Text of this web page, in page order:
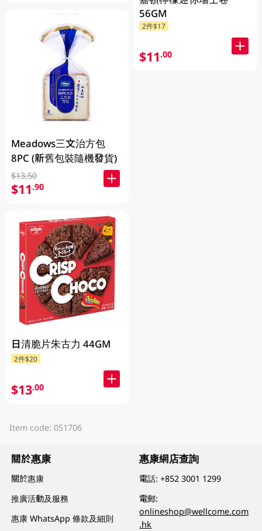
Meadows三文治方包
8PC (新舊包裝隨機發貨)
$13.50
$11.90
日清脆片朱古力 44GM
2件$20
$13.00
56GM
2件$17
$11.00
Item code: 051706
關於惠康
關於惠康
推廣活動及服務
惠康 WhatsApp 條款及細則
惠康網店查詢
電話:+852 3001 1299
電郵:
onlineshop@wellcome.com
.hk